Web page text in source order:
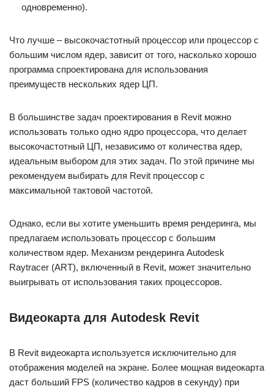
одновременно).
Что лучше – высокочастотный процессор или процессор с
большим числом ядер, зависит от того, насколько хорошо
программа спроектирована для использования
преимуществ нескольких ядер ЦП.
В большинстве задач проектирования в Revit можно
использовать только одно ядро процессора, что делает
высокочастотный ЦП, независимо от количества ядер,
идеальным выбором для этих задач. По этой причине мы
рекомендуем выбирать для Revit процессор с
максимальной тактовой частотой.
Однако, если вы хотите уменьшить время рендеринга, мы
предлагаем использовать процессор с большим
количеством ядер. Механизм рендеринга Autodesk
Raytracer (ART), включенный в Revit, может значительно
выигрывать от использования таких процессоров.
Видеокарта для Autodesk Revit
В Revit видеокарта используется исключительно для
отображения моделей на экране. Более мощная видеокарта
даст больший FPS (количество кадров в секунду) при